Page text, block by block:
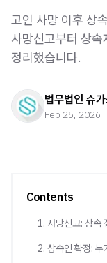
고인 사망 이후 상
사망신고부터 상
정리했습니다.
법무법인 슈
Feb 25, 2026
Contents
1. 사망신고: 상속
2. 상속인 확정: